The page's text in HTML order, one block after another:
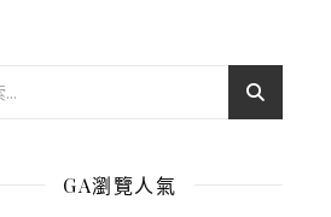
GA瀏覽人氣